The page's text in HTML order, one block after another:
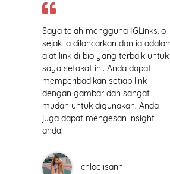
Saya telah mengguna IGLinks.io
sejak ia dilancarkan dan ia adalah
alat link di bio yang terbaik untuk
saya setakat ini. Anda dapat
memperibadikan setiap link
dengan gambar dan sangat
mudah untuk digunakan. Anda
juga dapat mengesan insight
anda!
chloelisann